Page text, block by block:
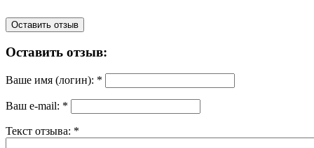
Оставить отзыв
Оставить отзыв:
Ваше имя (логин): *
Ваш e-mail: *
Текст отзыва: *